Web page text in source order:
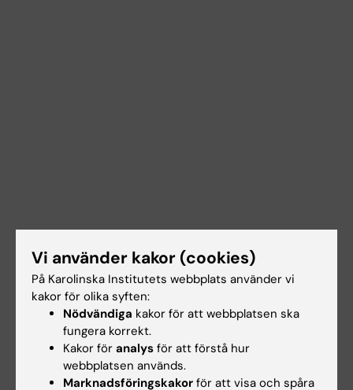
Vi använder kakor (cookies)
På Karolinska Institutets webbplats använder vi
kakor för olika syften:
Nödvändiga kakor för att webbplatsen ska
fungera korrekt.
Kakor för analys för att förstå hur
webbplatsen används.
Marknadsföringskakor för att visa och spåra